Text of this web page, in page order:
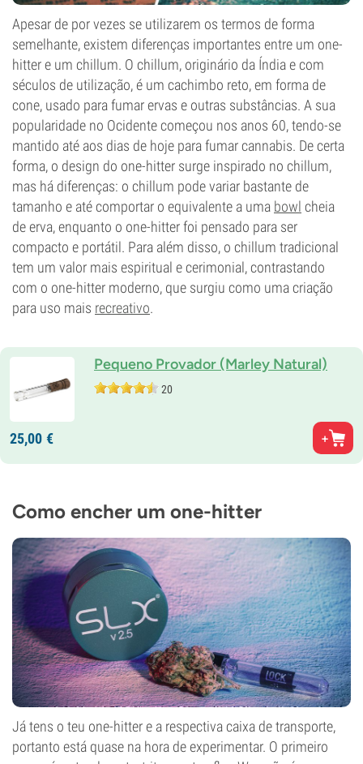
Apesar de por vezes se utilizarem os termos de forma
semelhante, existem diferenças importantes entre um one-
hitter e um chillum. O chillum, originário da Índia e com
séculos de utilização, é um cachimbo reto, em forma de
cone, usado para fumar ervas e outras substâncias. A sua
popularidade no Ocidente começou nos anos 60, tendo-se
mantido até aos dias de hoje para fumar cannabis. De certa
forma, o design do one-hitter surge inspirado no chillum,
mas há diferenças: o chillum pode variar bastante de
tamanho e até comportar o equivalente a uma bowl cheia
de erva, enquanto o one-hitter foi pensado para ser
compacto e portátil. Para além disso, o chillum tradicional
tem um valor mais espiritual e cerimonial, contrastando
com o one-hitter moderno, que surgiu como uma criação
para uso mais recreativo.
Pequeno Provador (Marley Natural)
20
25,00 €
Como encher um one-hitter
Já tens o teu one-hitter e a respectiva caixa de transporte,
portanto está quase na hora de experimentar. O primeiro